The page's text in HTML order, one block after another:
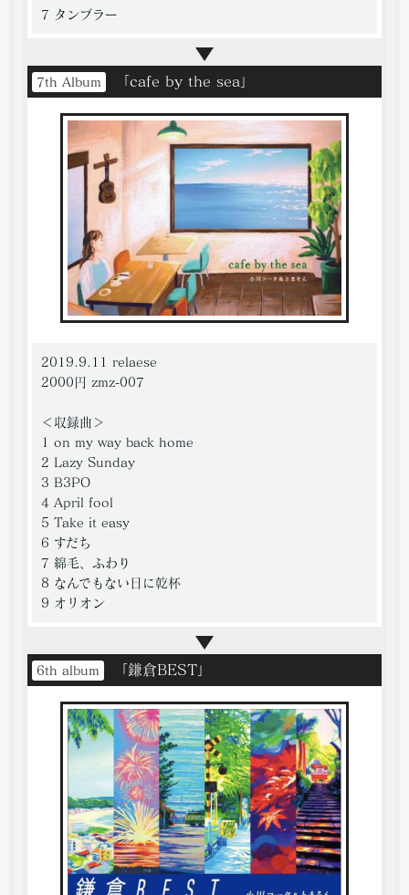
7 タンブラー
7th Album 「cafe by the sea」
2019.9.11 relaese
2000円 zmz-007
＜収録曲＞
1 on my way back home
2 Lazy Sunday
3 B3PO
4 April fool
5 Take it easy
6 すだち
7 綿毛、ふわり
8 なんでもない日に乾杯
9 オリオン
6th album 「鎌倉BEST」